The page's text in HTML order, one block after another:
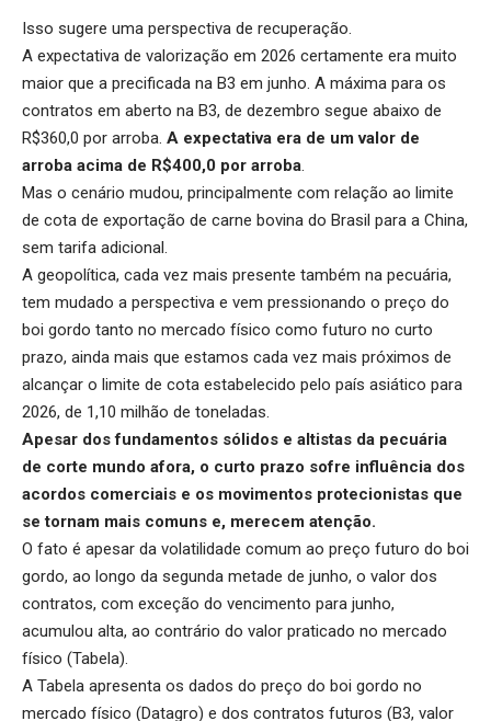
Isso sugere uma perspectiva de recuperação.
A expectativa de valorização em 2026 certamente era muito
maior que a precificada na B3 em junho. A máxima para os
contratos em aberto na B3, de dezembro segue abaixo de
R$360,0 por arroba. A expectativa era de um valor de
arroba acima de R$400,0 por arroba.
Mas o cenário mudou, principalmente com relação ao limite
de cota de exportação de carne bovina do Brasil para a China,
sem tarifa adicional.
A geopolítica, cada vez mais presente também na pecuária,
tem mudado a perspectiva e vem pressionando o preço do
boi gordo tanto no mercado físico como futuro no curto
prazo, ainda mais que estamos cada vez mais próximos de
alcançar o limite de cota estabelecido pelo país asiático para
2026, de 1,10 milhão de toneladas.
Apesar dos fundamentos sólidos e altistas da pecuária
de corte mundo afora, o curto prazo sofre influência dos
acordos comerciais e os movimentos protecionistas que
se tornam mais comuns e, merecem atenção.
O fato é apesar da volatilidade comum ao preço futuro do boi
gordo, ao longo da segunda metade de junho, o valor dos
contratos, com exceção do vencimento para junho,
acumulou alta, ao contrário do valor praticado no mercado
físico (Tabela).
A Tabela apresenta os dados do preço do boi gordo no
mercado físico (Datagro) e dos contratos futuros (B3, valor